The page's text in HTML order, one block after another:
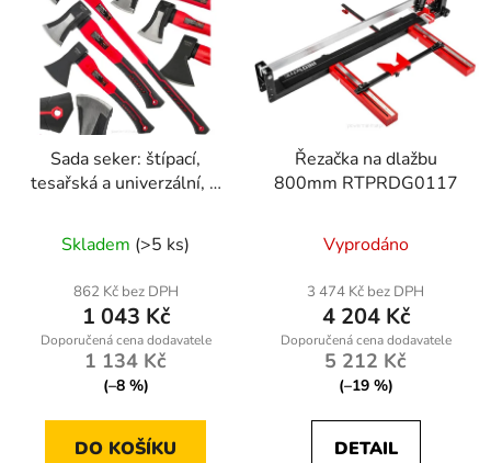
Sada seker: štípací,
tesařská a univerzální, 3
RTZS0054
Skladem (>5 ks)
862 Kč bez DPH
1 043 Kč
1 134 Kč
(–8 %)
DO KOŠÍKU
Řezačka na dlažbu
800mm RTPRDG0117
Vyprodáno
3 474 Kč bez DPH
4 204 Kč
5 212 Kč
(–19 %)
DETAIL